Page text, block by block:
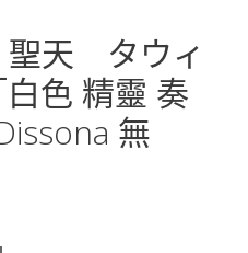
聖天 タウィ
色 精靈 奏
無